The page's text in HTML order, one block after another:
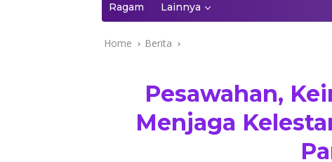
e
Ragam Lainnya
Home Berita
Pesawahan,
Menjaga